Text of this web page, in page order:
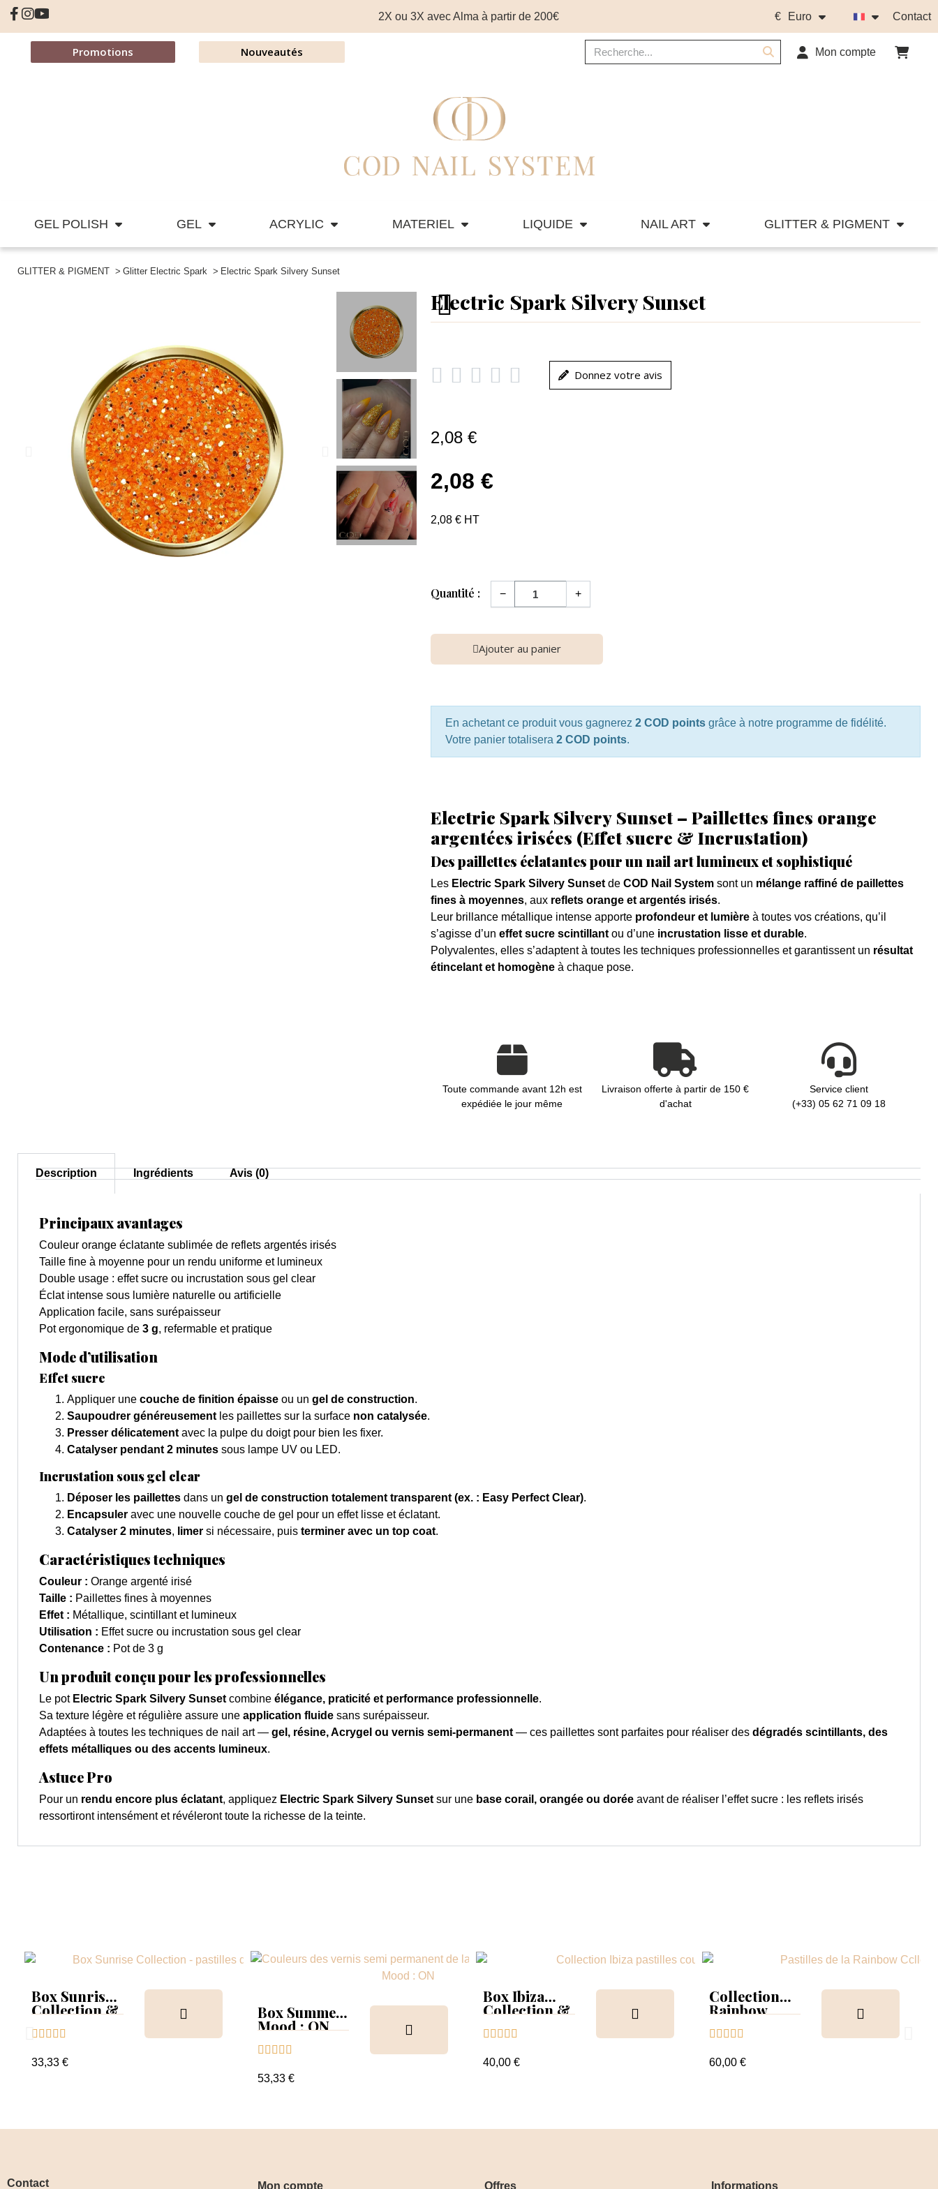
2X ou 3X avec Alma à partir de 200€ € Euro Contact
Promotions Nouveautés Mon compte
GEL POLISH GEL ACRYLIC MATERIEL LIQUIDE NAIL ART GLITTER & PIGMENT
GLITTER & PIGMENT Glitter Electric Spark Electric Spark Silvery Sunset
Electric Spark Silvery Sunset
     Donnez votre avis
2,08 €
2,08 €
2,08 € HT
Quantité : − +
Ajouter au panier
En achetant ce produit vous gagnerez 2 COD pointsgrâce à notre programme de fidélité.
Votre panier totalisera 2 COD points.
Electric Spark Silvery Sunset – Paillettes fines orange
argentées irisées (Effet sucre & Incrustation)
Des paillettes éclatantes pour un nail art lumineux et sophistiqué
Les Electric Spark Silvery Sunsetde COD Nail Systemsont un mélange raffiné de paillettes
fines à moyennes, aux reflets orange et argentés irisés.
Leur brillance métallique intense apporte profondeur et lumièreà toutes vos créations, qu’il
s’agisse d’un effet sucre scintillantou d’une incrustation lisse et durable.
Polyvalentes, elles s’adaptent à toutes les techniques professionnelles et garantissent un résultat
étincelant et homogèneà chaque pose.
Toute commande avant 12h est
expédiée le jour même
Livraison offerte à partir de 150 €
d'achat
Service client
(+33) 05 62 71 09 18
Description Ingrédients Avis (0)
Principaux avantages
Couleur orange éclatante sublimée de reflets argentés irisés
Taille fine à moyenne pour un rendu uniforme et lumineux
Double usage : effet sucre ou incrustation sous gel clear
Éclat intense sous lumière naturelle ou artificielle
Application facile, sans surépaisseur
Pot ergonomique de 3 g, refermable et pratique
Mode d’utilisation
Effet sucre
Appliquer une couche de finition épaisse ou un gel de construction.
Saupoudrer généreusementles paillettes sur la surface non catalysée.
Presser délicatementavec la pulpe du doigt pour bien les fixer.
Catalyser pendant 2 minutes sous lampe UV ou LED.
Incrustation sous gel clear
Déposer les paillettes dans un gel de construction totalement transparent (ex. : Easy Perfect Clear).
Encapsuler avec une nouvelle couche de gel pour un effet lisse et éclatant.
Catalyser 2 minutes, limer si nécessaire, puis terminer avec un top coat.
Caractéristiques techniques
Couleur : Orange argenté irisé
Taille : Paillettes fines à moyennes
Effet : Métallique, scintillant et lumineux
Utilisation : Effet sucre ou incrustation sous gel clear
Contenance : Pot de 3 g
Un produit conçu pour les professionnelles
Le pot Electric Spark Silvery Sunsetcombine élégance, praticité et performance professionnelle.
Sa texture légère et régulière assure une application fluide sans surépaisseur.
Adaptées à toutes les techniques de nail art — gel, résine, Acrygel ou vernis semi-permanent— ces paillettes sont parfaites pour réaliser des dégradés scintillants, des
effets métalliques ou des accents lumineux.
Astuce Pro
Pour un rendu encore plus éclatant, appliquez Electric Spark Silvery Sunsetsur une base corail, orangée ou dorée avant de réaliser l’effet sucre : les reflets irisés
ressortiront intensément et révéleront toute la richesse de la teinte.
Box Sunrise
Collection &
    
33,33 €
Box Summer
Mood : ON
Collection &
Tips+nuancier
    
53,33 €
Box Ibiza
Collection &
    
40,00 €
Collection
Rainbow
nuancier
    
60,00 €
Contact Mon compte Offres Informations